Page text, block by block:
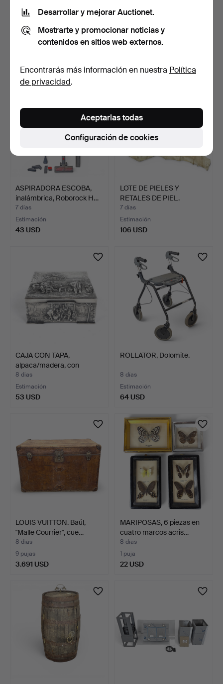
Kärcher K5, siglo XXI.
peldaños.
7 días
ASPIRADORA ESCOBA,
inalámbrica, Roborock H…
7 días
Estimación
43 USD
LOTE DE PIELES Y
RETALES DE PIEL.
7 días
Estimación
106 USD
CAJA CON TAPA,
alpaca/madera, con
decoraci…
8 días
Estimación
53 USD
ROLLATOR, Dolomite.
8 días
Estimación
64 USD
LOUIS VUITTON. Baúl,
"Malle Courrier", cue…
8 días
9 pujas
3.691 USD
MARIPOSAS, 6 piezas en
cuatro marcos acris…
8 días
1 puja
22 USD
Desarrollar y mejorar Auctionet.
Mostrarte y promocionar noticias y
contenidos en sitios web externos.
Encontrarás más información en nuestra Política
de privacidad.
Configuración de cookies
Aceptarlas todas